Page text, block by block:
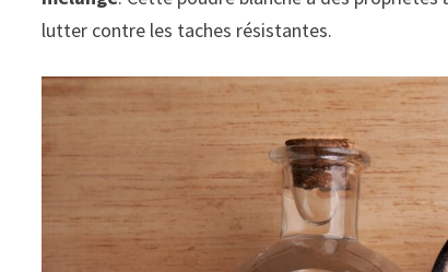
lutter contre les taches résistantes.